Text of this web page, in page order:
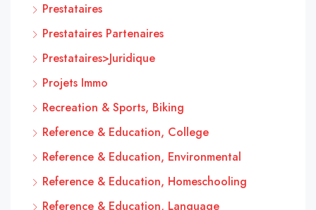
Prestataires
Prestataires Partenaires
Prestataires>Juridique
Projets Immo
Recreation & Sports, Biking
Reference & Education, College
Reference & Education, Environmental
Reference & Education, Homeschooling
Reference & Education, Language